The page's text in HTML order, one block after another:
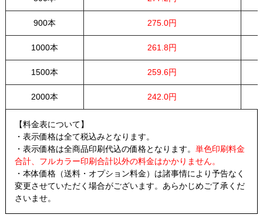
900本 275.0円
1000本 261.8円
1500本 259.6円
2000本 242.0円
【料金表について】
・表示価格は全て税込みとなります。
・表示価格は全商品印刷代込の価格となります。 単色印刷料金
合計、フルカラー印刷合計以外の料金はかかりません。
・本体価格（送料・オプション料金）は諸事情により予告なく
変更させていただく場合がございます。あらかじめご了承くだ
さいませ。